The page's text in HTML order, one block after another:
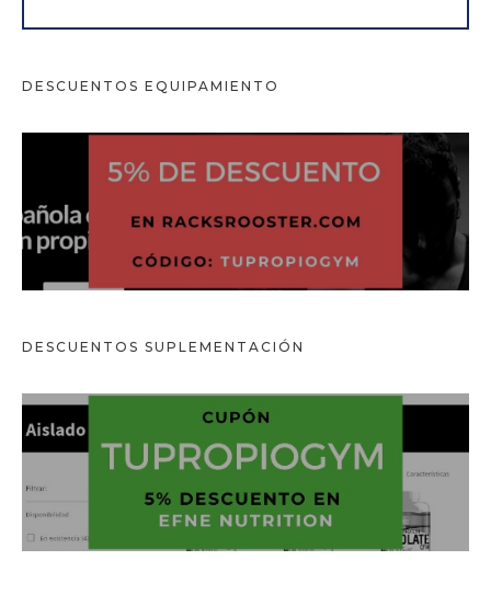
DESCUENTOS EQUIPAMIENTO
DESCUENTOS SUPLEMENTACIÓN